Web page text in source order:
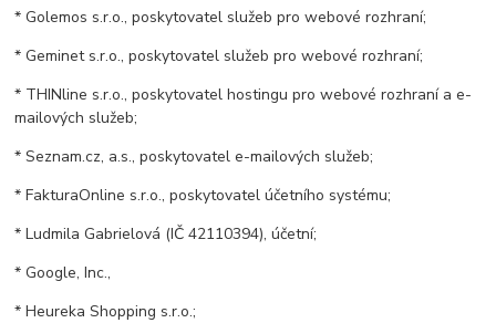
* Golemos s.r.o., poskytovatel služeb pro webové rozhraní;
* Geminet s.r.o., poskytovatel služeb pro webové rozhraní;
* THINline s.r.o., poskytovatel hostingu pro webové rozhraní a e-
mailových služeb;
* Seznam.cz, a.s., poskytovatel e-mailových služeb;
* FakturaOnline s.r.o., poskytovatel účetního systému;
* Ludmila Gabrielová (IČ 42110394), účetní;
* Google, Inc.,
* Heureka Shopping s.r.o.;